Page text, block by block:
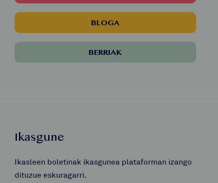
BLOGA
BERRIAK
Ikasgune
Ikasleen boletinak ikasgunea plataforman izango
dituzue eskuragarri.